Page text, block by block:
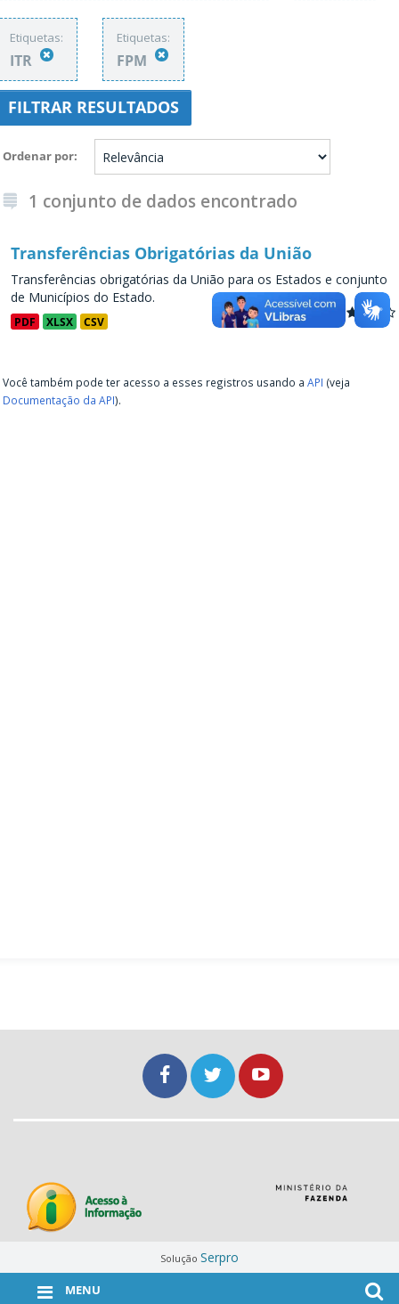
MENU
Etiquetas:
ITR
Etiquetas:
FPM
FILTRAR RESULTADOS
Ordenar por
1 conjunto de dados encontrado
Transferências Obrigatórias da União
Transferências obrigatórias da União para os Estados e conjunto
de Municípios do Estado.
PDF XLSX CSV
Você também pode ter acesso a esses registros usando a API (veja
Documentação da API).
Solução Serpro